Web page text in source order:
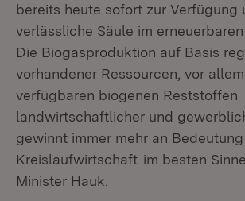
bereits heute sofort zur Verfügung
verlässliche Säule im erneuerbaren
Die Biogasproduktion auf Basis
vorhandener Ressourcen, vor
verfügbaren biogenen Reststoffen
landwirtschaftlicher und
gewinnt immer mehr an
Kreislaufwirtschaft (Öffnet in
im besten
Minister Hauk.